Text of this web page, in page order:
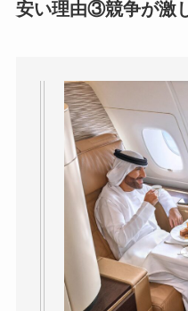
安い理由③競争が激